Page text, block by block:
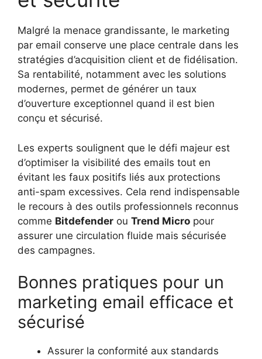
Malgré la menace grandissante, le marketing
par email conserve une place centrale dans les
stratégies d’acquisition client et de fidélisation.
Sa rentabilité, notamment avec les solutions
modernes, permet de générer un taux
d’ouverture exceptionnel quand il est bien
conçu et sécurisé.
Les experts soulignent que le défi majeur est
d’optimiser la visibilité des emails tout en
évitant les faux positifs liés aux protections
anti-spam excessives. Cela rend indispensable
le recours à des outils professionnels reconnus
comme Bitdefender ou Trend Micro pour
assurer une circulation fluide mais sécurisée
des campagnes.
Bonnes pratiques pour un
marketing email efficace et
sécurisé
Assurer la conformité aux standards